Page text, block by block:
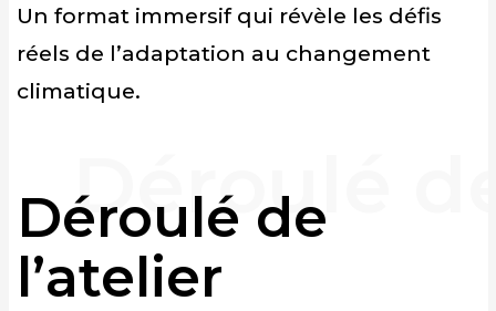
Un format immersif qui révèle les défis
réels de l’adaptation au changement
climatique.
Déroulé de
l’atelier